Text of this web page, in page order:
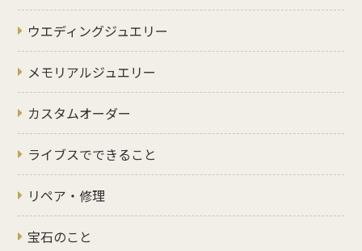
ウエディングジュエリー
メモリアルジュエリー
カスタムオーダー
ライブスでできること
リペア・修理
宝石のこと